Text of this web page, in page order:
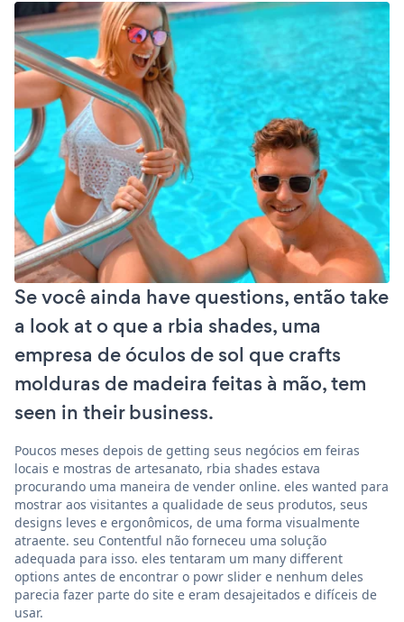
Se você ainda have questions, então take
a look at o que a rbia shades, uma
empresa de óculos de sol que crafts
molduras de madeira feitas à mão, tem
seen in their business.
Poucos meses depois de getting seus negócios em feiras
locais e mostras de artesanato, rbia shades estava
procurando uma maneira de vender online. eles wanted para
mostrar aos visitantes a qualidade de seus produtos, seus
designs leves e ergonômicos, de uma forma visualmente
atraente. seu Contentful não forneceu uma solução
adequada para isso. eles tentaram um many different
options antes de encontrar o powr slider e nenhum deles
parecia fazer parte do site e eram desajeitados e difíceis de
usar.